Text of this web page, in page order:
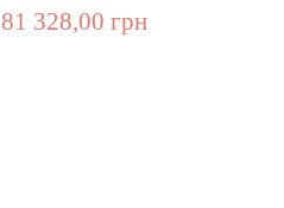
81 328,00 грн